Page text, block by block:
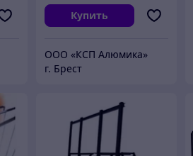
Купить
ООО «КСП Алюмика»
г. Брест